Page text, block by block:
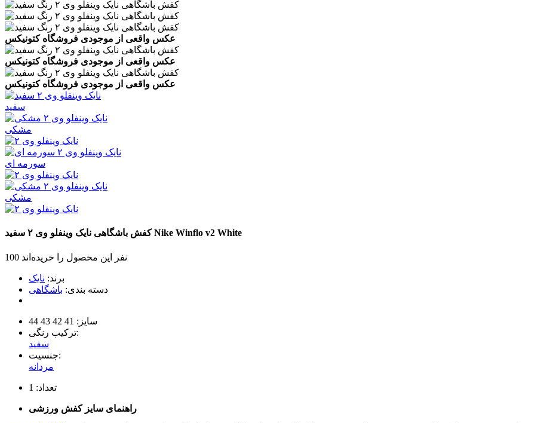
عکس واقعی از موجودی فروشگاه کتونیکس
عکس واقعی از موجودی فروشگاه کتونیکس
عکس واقعی از موجودی فروشگاه کتونیکس
سفید
مشکی
سورمه ای
مشکی
کفش باشگاهی نایک وینفلو وی ۲ سفید Nike Winflo v2 White
100 نفر این محصول را خریده‌اند
برند: نایک
دسته بندی: باشگاهی
سایز: 41
42
43
44
ترکیب رنگی:
سفید
جنسیت:
مردانه
تعداد: 1
راهنمای سایز کفش ورزشی